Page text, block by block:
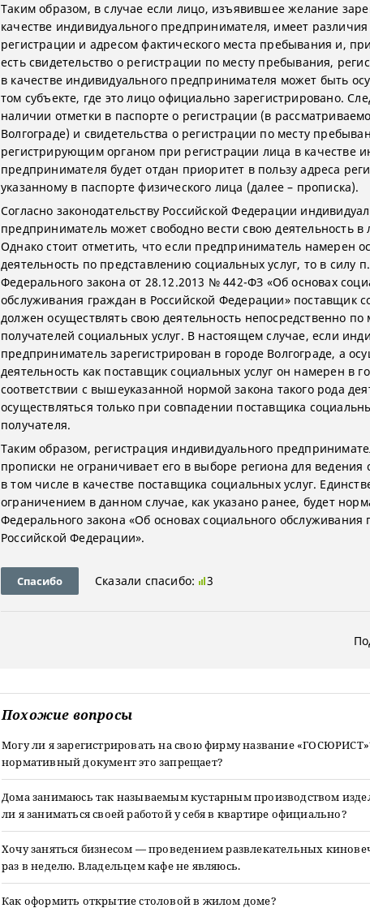
Таким образом, в случае если лицо, изъявившее желание
качестве индивидуального предпринимателя, имеет
регистрации и адресом фактического места пребывания и,
есть свидетельство о регистрации по месту пребывания,
в качестве индивидуального предпринимателя может быть
том субъекте, где это лицо официально зарегистрировано.
наличии отметки в паспорте о регистрации (в
Волгограде) и свидетельства о регистрации по месту
регистрирующим органом при регистрации лица в качестве
предпринимателя будет отдан приоритет в пользу адреса
указанному в паспорте физического лица (далее – прописка).
Согласно законодательству Российской Федерации
предприниматель может свободно вести свою деятельность
Однако стоит отметить, что если предприниматель намерен
деятельность по представлению социальных услуг, то в силу
Федерального закона от 28.12.2013 № 442-ФЗ «Об основах
обслуживания граждан в Российской Федерации» поставщик
должен осуществлять свою деятельность непосредственно по
получателей социальных услуг. В настоящем случае, если
предприниматель зарегистрирован в городе Волгограде, а
деятельность как поставщик социальных услуг он намерен в
соответствии с вышеуказанной нормой закона такого рода
осуществляться только при совпадении поставщика
получателя.
Таким образом, регистрация индивидуального
прописки не ограничивает его в выборе региона для ведения
в том числе в качестве поставщика социальных услуг.
ограничением в данном случае, как указано ранее, будет
Федерального закона «Об основах социального обслуживания
Российской Федерации».
Спасибо Сказали спасибо: 3
Похожие вопросы
Могу ли я зарегистрировать на свою фирму название
нормативный документ это запрещает?
Дома занимаюсь так называемым кустарным производством
ли я заниматься своей работой у себя в квартире официально?
Хочу заняться бизнесом — проведением развлекательных
раз в неделю. Владельцем кафе не являюсь.
Как оформить открытие столовой в жилом доме?